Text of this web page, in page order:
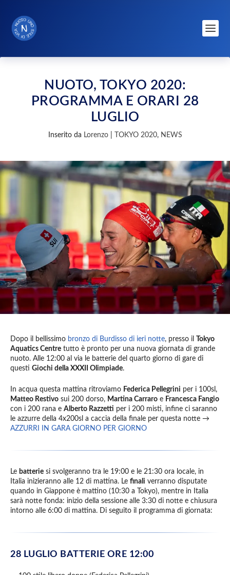
NUOTO, TOKYO 2020:
PROGRAMMA E ORARI 28
LUGLIO
Inserito da Lorenzo| TOKYO 2020, NEWS
Dopo il bellissimo bronzo di Burdisso di ieri notte, presso il
Tokyo
Aquatics Centre tutto è pronto per una nuova giornata di grande
nuoto. Alle 12:00 al via le batterie del quarto giorno di gare di
questi Giochi della XXXII Olimpiade.
In acqua questa mattina ritroviamo Federica Pellegrini per i 100sl,
Matteo Restivo sui 200 dorso, Martina Carraro e Francesca Fangio
con i 200 rana e Alberto Razzetti per i 200 misti, infine ci saranno
le azzurre della 4x200sl a caccia della finale per questa notte →
AZZURRI IN GARA GIORNO PER GIORNO
Le batterie si svolgeranno tra le 19:00 e le 21:30 ora locale, in
Italia inizieranno alle 12 di mattina. Le finali verranno disputate
quando in Giappone è mattino (10:30 a Tokyo), mentre in Italia
sarà notte fonda: inizio della sessione alle 3:30 di notte e chiusura
intorno alle 6:00 di mattina. Di seguito il programma di giornata:
28 LUGLIO BATTERIE ORE 12:00